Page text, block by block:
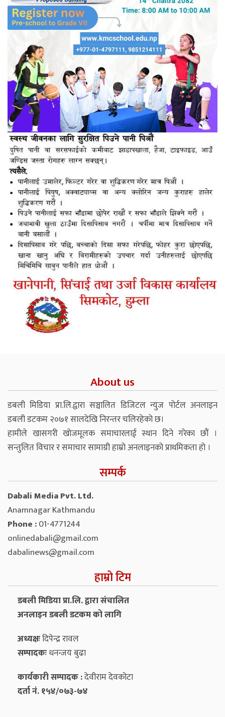
About us
डबली मिडिया प्रा.लि.द्वारा सञ्चालित डिजिटल न्युज पोर्टल अनलाइन
डबली डटकम २०७१ सालदेखि निरन्तर चलिरहेको छ।
हामीले खासगरी खोजमूलक समाचारलाई स्थान दिने गरेका छौं ।
सन्तुलित विचार र समाचार सामाग्री हाम्रो अनलाइनको प्राथमिकता हो ।
सम्पर्क
Dabali Media Pvt. Ltd.
Anamnagar Kathmandu
Phone :01-4771244
onlinedabali@gmail.com
dabalinews@gmail.com
हाम्रो टिम
डबली मिडिया प्रा.लि. द्वारा संचालित
अनलाइन डबली डटकम को लागि
अध्यक्षःदिपेन्द्र रावल
सम्पादकःधनन्‍जय बुढा
कार्यकारी सम्पादक :देवीराम देवकोटा
दर्ता नं. १५४/०७३-७४